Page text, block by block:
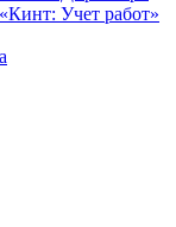
Учет работ»